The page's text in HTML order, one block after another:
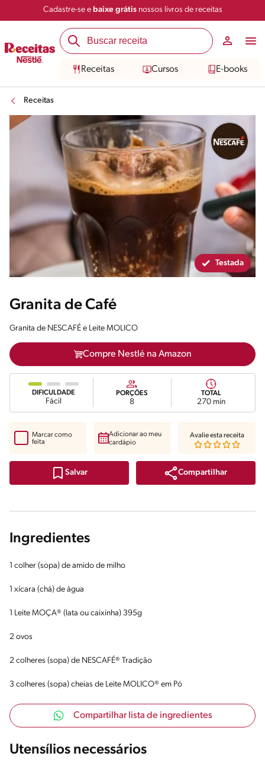
Cadastre-se e baixe grátisnossos livros de receitas
Receitas Cursos E-books
Receitas
Salvar Compartilhar
Testada
Granita de Café
Granita de NESCAFÉ e Leite MOLICO
Compre Nestlé na Amazon
DIFICULDADE
Fácil
PORÇÕES
8
TOTAL
270 min
Salvar Compartilhar
Marcar como
feita
Adicionar ao meu
cardápio
Avalie esta receita
Ingredientes
1 colher (sopa) de amido de milho
1 xícara (chá) de água
1 Leite MOÇA® (lata ou caixinha) 395g
2 ovos
2 colheres (sopa) de NESCAFÉ® Tradição
3 colheres (sopa) cheias de Leite MOLICO® em Pó
Compartilhar lista de ingredientes
Utensílios necessários